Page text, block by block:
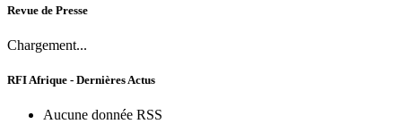
Revue de Presse
Chargement...
RFI Afrique - Dernières Actus
Aucune donnée RSS